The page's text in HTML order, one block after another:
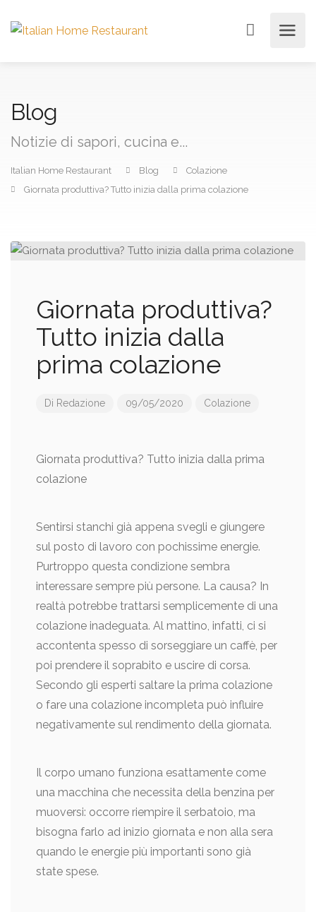
Blog
Notizie di sapori, cucina e...
Italian Home Restaurant Blog
Colazione
Giornata produttiva? Tutto inizia dalla prima colazione
Giornata produttiva?
Tutto inizia dalla
prima colazione
Di Redazione 09/05/2020 Colazione
Giornata produttiva? Tutto inizia dalla prima
colazione
Sentirsi stanchi già appena svegli e giungere
sul posto di lavoro con pochissime energie.
Purtroppo questa condizione sembra
interessare sempre più persone. La causa? In
realtà potrebbe trattarsi semplicemente di una
colazione inadeguata. Al mattino, infatti, ci si
accontenta spesso di sorseggiare un caffè, per
poi prendere il soprabito e uscire di corsa.
Secondo gli esperti saltare la prima colazione
o fare una colazione incompleta può influire
negativamente sul rendimento della giornata.
Il corpo umano funziona esattamente come
una macchina che necessita della benzina per
muoversi: occorre riempire il serbatoio, ma
bisogna farlo ad inizio giornata e non alla sera
quando le energie più importanti sono già
state spese.